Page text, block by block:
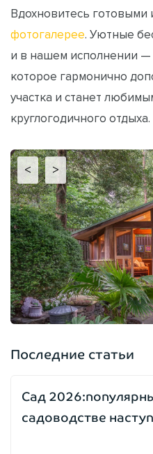
Вдохновитесь
фотогалерее . Уютные
и в нашем исполнении —
которое гармонично
участка и станет
круглогодичного отдыха.
< >
Последние статьи
Сад
садоводстве